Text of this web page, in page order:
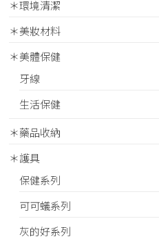
＊環境清潔
＊美妝材料
＊美體保健
牙線
生活保健
＊藥品收納
＊護具
保健系列
可可蟻系列
灰的好系列